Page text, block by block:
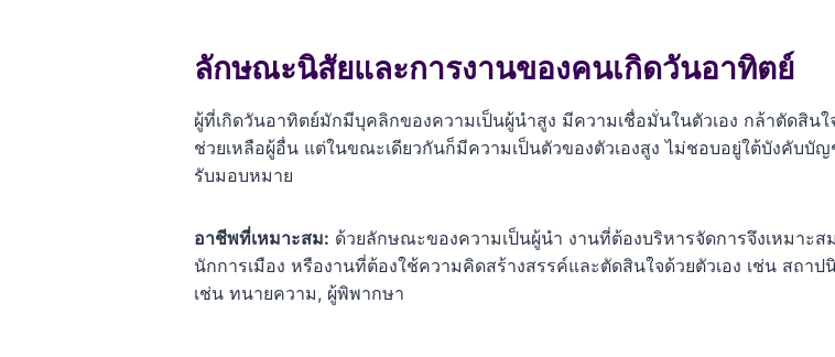
ลักษณะนิสัยและการงานของคนเกิดวันอาทิตย์
ผู้ที่เกิดวันอาทิตย์มักมีบุคลิกของความเป็นผู้นำสูง มีความเชื่อมั่นในตัวเอง กล้าตัดสิน
ช่วยเหลือผู้อื่น แต่ในขณะเดียวกันก็มีความเป็นตัวของตัวเองสูง ไม่ชอบอยู่ใต้บังคับ
รับมอบหมาย
อาชีพที่เหมาะสม: ด้วยลักษณะของความเป็นผู้นำ งานที่ต้องบริหารจัดการจึงเหมาะส
นักการเมือง หรืองานที่ต้องใช้ความคิดสร้างสรรค์และตัดสินใจด้วยตัวเอง เช่น สถ
เช่น ทนายความ, ผู้พิพากษา